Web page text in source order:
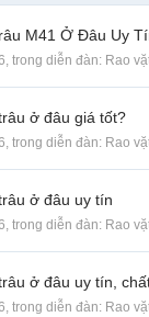
M41 Ở Đâu Uy
, trong diễn đàn: Rao
ở đâu giá tốt?
, trong diễn đàn: Rao
ở đâu uy tín
, trong diễn đàn: Rao
ở đâu uy tín,
, trong diễn đàn: Rao